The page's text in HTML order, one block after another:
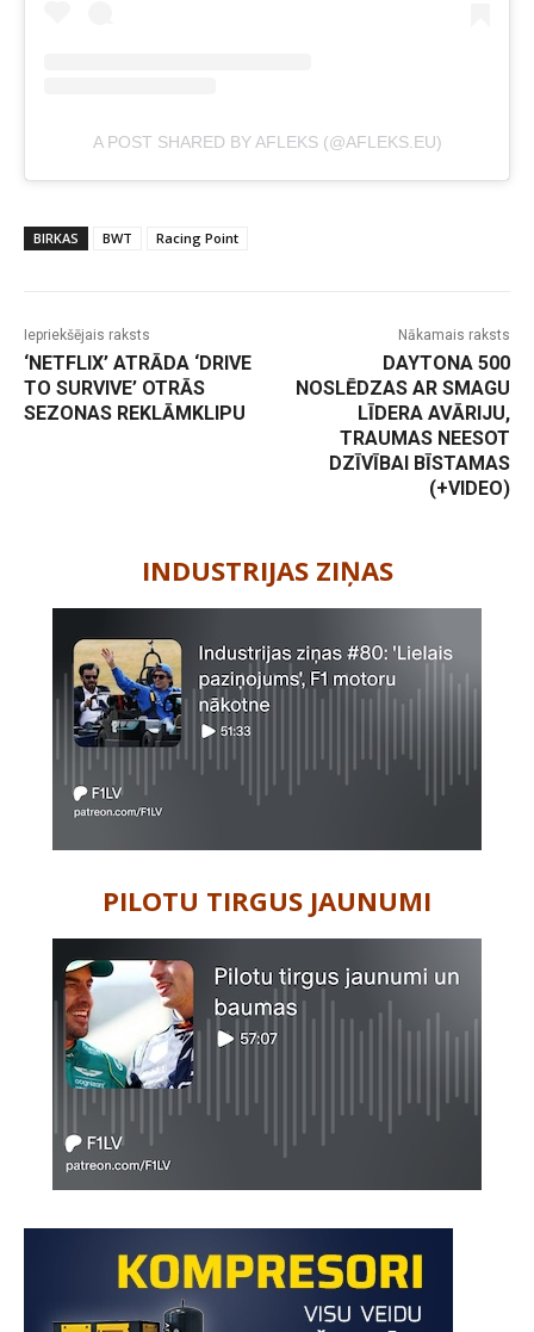
A POST SHARED BY AFLEKS (@AFLEKS.EU)
BIRKAS BWT Racing Point
Iepriekšējais raksts
‘NETFLIX’ ATRĀDA ‘DRIVE
TO SURVIVE’ OTRĀS
SEZONAS REKLĀMKLIPU
Nākamais raksts
DAYTONA 500
NOSLĒDZAS AR SMAGU
LĪDERA AVĀRIJU,
TRAUMAS NEESOT
DZĪVĪBAI BĪSTAMAS
(+VIDEO)
INDUSTRIJAS ZIŅAS
PILOTU TIRGUS JAUNUMI